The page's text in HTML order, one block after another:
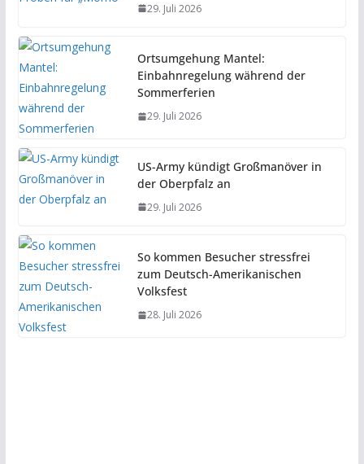
29. Juli 2026
Ortsumgehung Mantel:
Einbahnregelung während der
Sommerferien
29. Juli 2026
US-Army kündigt Großmanöver in
der Oberpfalz an
29. Juli 2026
So kommen Besucher stressfrei
zum Deutsch-Amerikanischen
Volksfest
28. Juli 2026